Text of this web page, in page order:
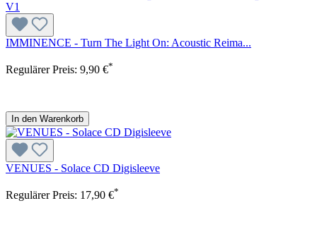
IMMINENCE - Turn The Light On: Acoustic Reima...
Regulärer Preis: 9,90 €*
In den Warenkorb
VENUES - Solace CD Digisleeve
Regulärer Preis: 17,90 €*